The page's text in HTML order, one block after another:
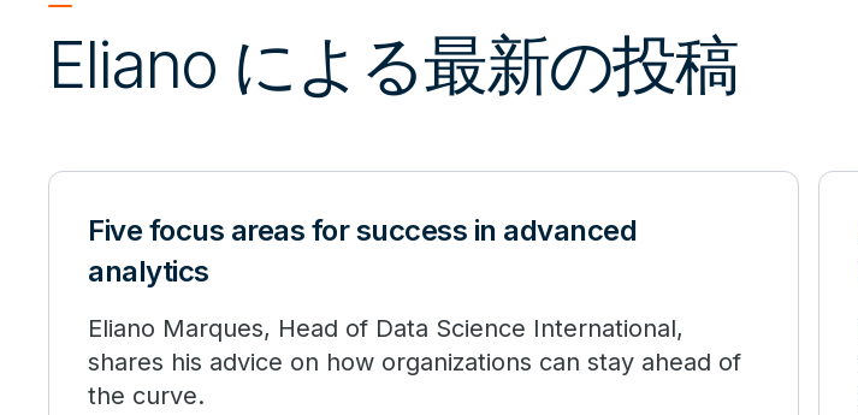
Eliano による最新の投稿
Five focus areas for success in advanced
analytics
Eliano Marques, Head of Data Science International,
shares his advice on how organizations can stay ahead of
the curve.